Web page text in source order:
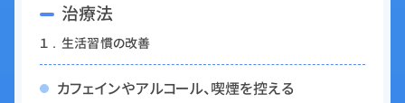
治療法
１．生活習慣の改善
カフェインやアルコール、喫煙を控える